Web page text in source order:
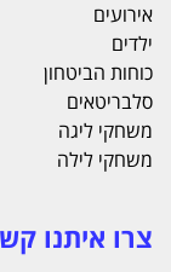
אירועים
ילדים
כוחות הביטחון
סלבריטאים
משחקי ליגה
משחקי לילה
צרו איתנו